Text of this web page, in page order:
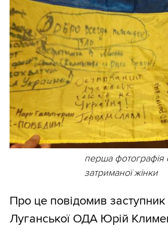
перша фотографія
затриманої жінки
Про це повідомив заступник
Луганської ОДА Юрій